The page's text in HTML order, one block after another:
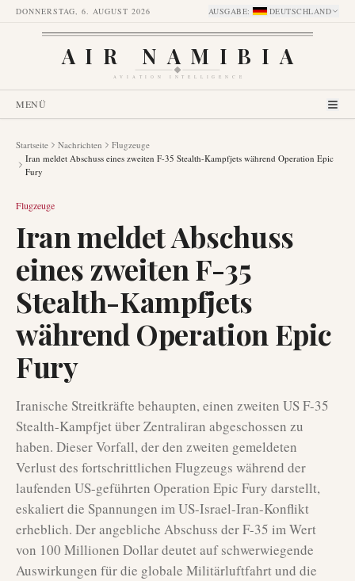
DONNERSTAG, 6. AUGUST 2026 AUSGABE: DEUTSCHLAND
AIR NAMIBIA
AVIATION INTELLIGENCE
MENÜ
Startseite Nachrichten
Flugzeuge
Iran meldet Abschuss eines zweiten F-35 Stealth-Kampfjets während Operation Epic
Fury
Flugzeuge
Iran meldet Abschuss
eines zweiten F-35
Stealth-Kampfjets
während Operation Epic
Fury
Iranische Streitkräfte behaupten, einen zweiten US F-35
Stealth-Kampfjet über Zentraliran abgeschossen zu
haben. Dieser Vorfall, der den zweiten gemeldeten
Verlust des fortschrittlichen Flugzeugs während der
laufenden US-geführten Operation Epic Fury darstellt,
eskaliert die Spannungen im US-Israel-Iran-Konflikt
erheblich. Der angebliche Abschuss der F-35 im Wert
von 100 Millionen Dollar deutet auf schwerwiegende
Auswirkungen für die globale Militärluftfahrt und die